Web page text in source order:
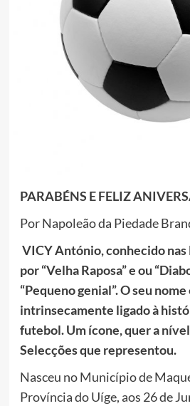
PARABÉNS E FELIZ
Por Napoleão da Piedade
VICY António, conhecido
por “Velha Raposa” e ou
“Pequeno genial”. O seu nome
intrinsecamente ligado à
futebol. Um ícone, quer a
Selecções que representou.
Nasceu no Município de
Província do Uíge, aos 26 de